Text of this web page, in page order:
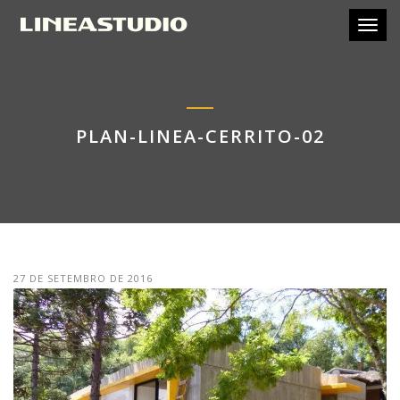
PLAN-LINEA-CERRITO-02
27 DE SETEMBRO DE 2016